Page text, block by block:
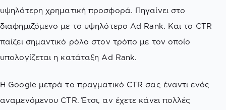
υψηλότερη χρηματική προσφορά. Πηγαίνει στο
διαφημιζόμενο με το υψηλότερο Ad Rank. Και το CTR
παίζει σημαντικό ρόλο στον τρόπο με τον οποίο
υπολογίζεται η κατάταξη Ad Rank.
Η Google μετρά το πραγματικό CTR σας έναντι ενός
αναμενόμενου CTR. Έτσι, αν έχετε κάνει πολλές